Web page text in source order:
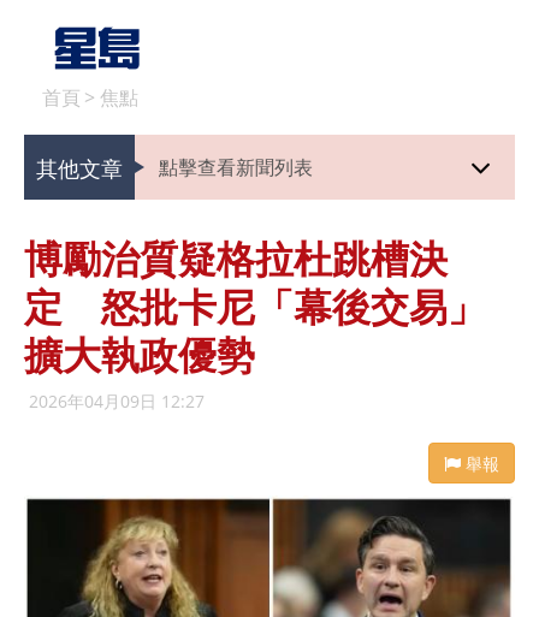
首頁 > 焦點
其他文章 點擊查看新聞列表
博勵治質疑格拉杜跳槽決
定 怒批卡尼「幕後交易」
擴大執政優勢
2026年04月09日 12:27
舉報